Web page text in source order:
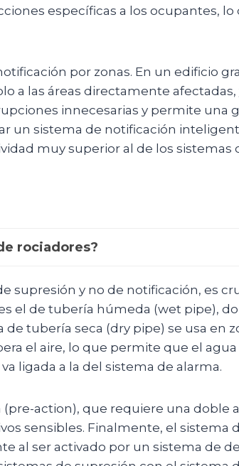
específicas a los ocupantes,
por zonas. En un edificio
a las áreas directamente
innecesarias y permite una
un sistema de notificación
muy superior al de los sistemas
rociadores?
supresión y no de notificación, es
el de tubería húmeda (wet pipe),
de tubería seca (dry pipe) se usa
el aire, lo que permite que el
ligada a la del sistema de alarma.
action), que requiere una doble
sensibles. Finalmente, el
al ser activado por un sistema de